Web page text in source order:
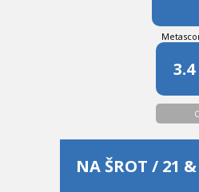
3.4
NA ŠROT / 21 &